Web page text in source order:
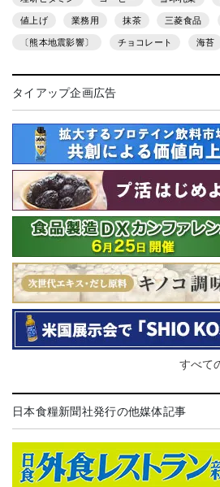
値上げ 業務用 抹茶 三菱食品
〔熊本地震影響〕 チョコレート 海苔
タイアップ企画広告
すべて
日本食糧新聞社発行の他媒体記事